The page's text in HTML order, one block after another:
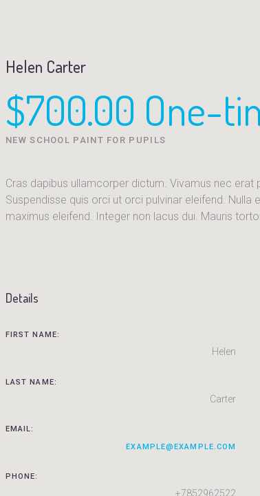
Helen Carter
$700.00 One-
NEW SCHOOL PAINT FOR PUPILS
Cras dapibus ullamcorper dictum. Vivamus nec
Suspendisse quis orci ut orci pulvinar eleifend.
maximus eleifend. Integer non lacus dui. Mauris
Details
FIRST NAME:
Helen
LAST NAME:
Carter
EMAIL:
EXAMPLE@EXAMPLE.COM
PHONE:
+7852962522